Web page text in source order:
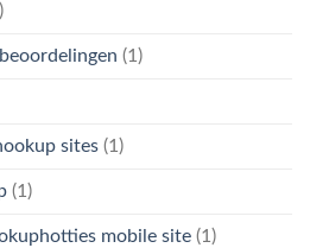
(1)
sites (1)
(1)
mobile site (1)